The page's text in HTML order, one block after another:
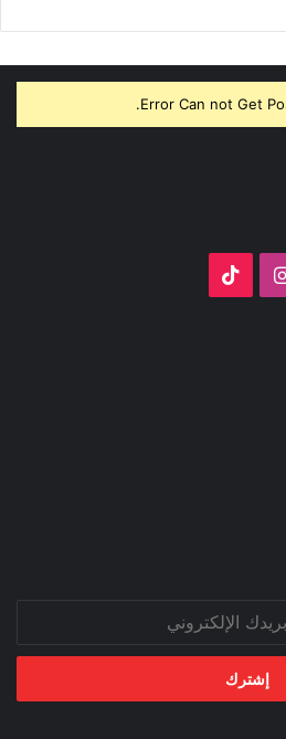
Error Can not Get
انستقرام